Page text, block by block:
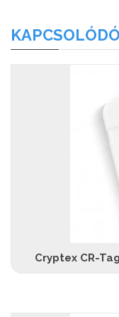
KAPCSOLÓDÓ
Cryptex CR-